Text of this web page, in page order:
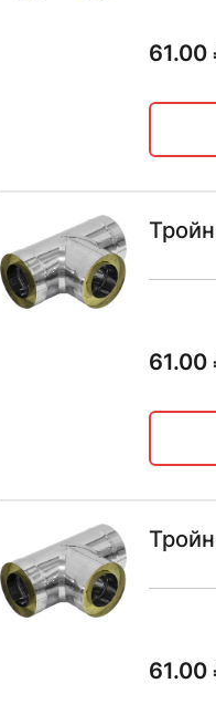
61.00
61.00
61.00